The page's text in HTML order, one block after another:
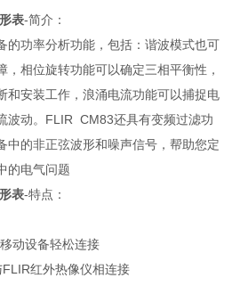
表-简介：
功率分析功能，包括：谐波模式也可
，相位旋转功能可以确定三相平衡性，
安装工作，浪涌电流功能可以捕捉电
动。FLIR CM83还具有变频过滤功
中的非正弦波形和噪声信号，帮助您定
的电气问题
表-特点：
动设备轻松连接
红外热像仪相连接